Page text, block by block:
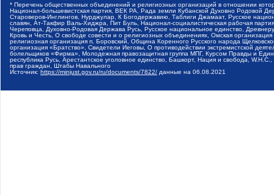
* Перечень общественных объединений и религиозных организаций в отношении
Национал-большевистская партия, ВЕК РА, Рада земли Кубанской Духовно Родовой
Староверов-Инглингов, Нурджулар, К Богодержавию, Таблиги Джамаат, Русское
славян, Ат-Такфир Валь-Хиджра, Пит Буль, Национал-социалистическая рабочая
Череповца, Духовно-Родовая Держава Русь, Русское национальное единство,
Кровь и Честь, О свободе совести и о религиозных объединениях, Омская
религиозная организация п. Боровский, Община Коренного Русского народа
организация «Братство», Свидетели Иеговы, О противодействии экстремистской
болельщиков «Фирма», Молодежная правозащитная группа МПГ, Курсом Правды и
республика Русь, Арестантское уголовное единство, Башкорт, Нация и свобода,
прав граждан, Штабы Навального
Источник: https://minjust.gov.ru/ru/documents/7822/ данные на 06.08.2021